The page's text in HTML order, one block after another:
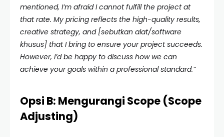
mentioned, I’m afraid I cannot fulfill the project at
that rate. My pricing reflects the high-quality results,
creative strategy, and [sebutkan alat/software
khusus] that I bring to ensure your project succeeds.
However, I’d be happy to discuss how we can
achieve your goals within a professional standard.”
Opsi B: Mengurangi Scope (Scope
Adjusting)